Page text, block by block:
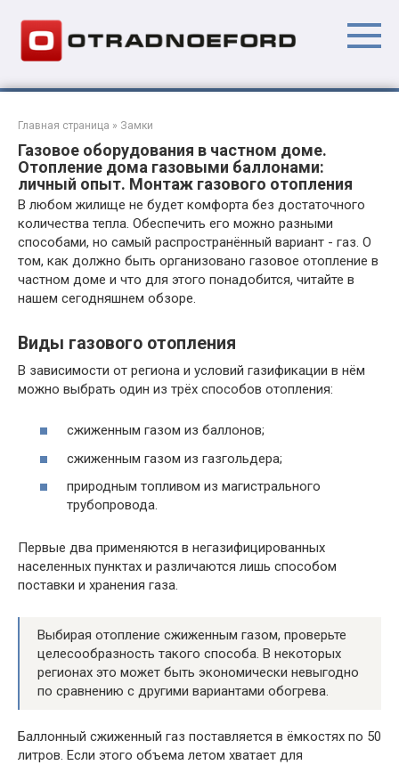
контенту
Главная страница » Замки
Газовое оборудования в частном доме.
Отопление дома газовыми баллонами:
личный опыт. Монтаж газового отопления
В любом жилище не будет комфорта без достаточного
количества тепла. Обеспечить его можно разными
способами, но самый распространённый вариант - газ. О
том, как должно быть организовано газовое отопление в
частном доме и что для этого понадобится, читайте в
нашем сегодняшнем обзоре.
Виды газового отопления
В зависимости от региона и условий газификации в нём
можно выбрать один из трёх способов отопления:
сжиженным газом из баллонов;
сжиженным газом из газгольдера;
природным топливом из магистрального
трубопровода.
Первые два применяются в негазифицированных
населенных пунктах и различаются лишь способом
поставки и хранения газа.
Выбирая отопление сжиженным газом, проверьте
целесообразность такого способа. В некоторых
регионах это может быть экономически невыгодно
по сравнению с другими вариантами обогрева.
Баллонный сжиженный газ поставляется в ёмкостях по 50
литров. Если этого объема летом хватает для